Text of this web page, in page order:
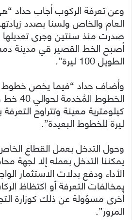
وعن تعرفة الركوب أجاب حداد
العام والخاص ولسنا بصدد
الطويل 100 ليرة”.
وأضاف حداد “فيما يخص
ليرة للخطوط البعيدة”.
وحول التدخل بعمل القطاع
يمكننا التدخل بعمله إلا لجهة
الأداء ودفع بدلات الاستثمار
بمخالفات التعرفة أو اكتظاظ
أُخرى مسؤولة عن ذلك كوزارة
المرور”.